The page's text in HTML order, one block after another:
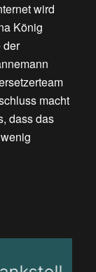
wird
König
der
macht
dass das